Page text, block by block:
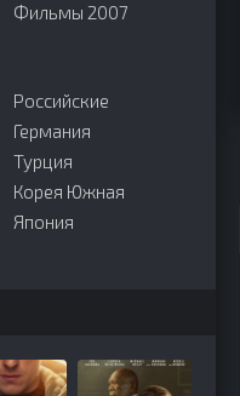
Фильмы 2007
Российские
Германия
Турция
Корея Южная
Япония